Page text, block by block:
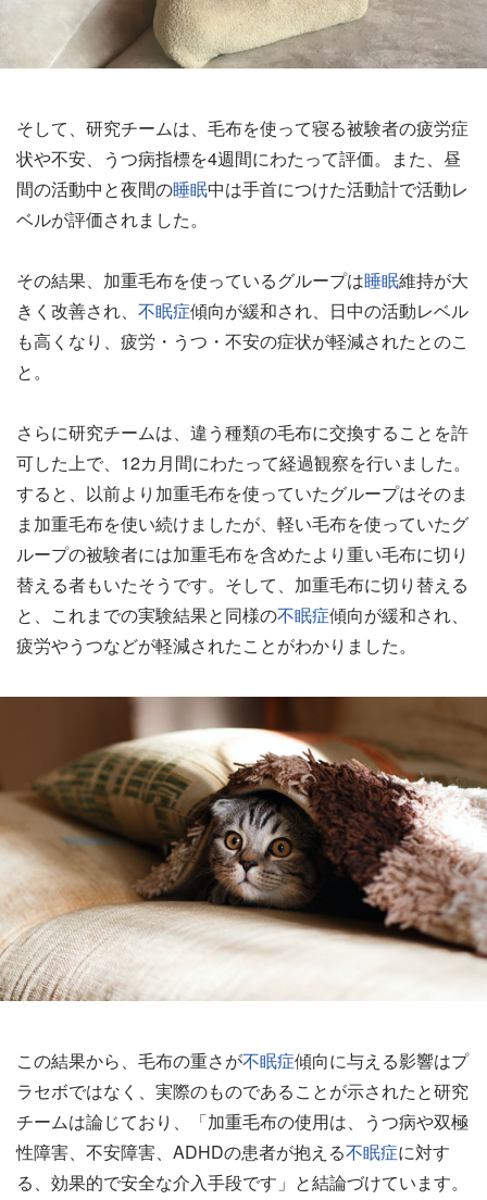
そして、研究チームは、毛布を使って寝る被験者の疲労症
状や不安、うつ病指標を4週間にわたって評価。また、昼
間の活動中と夜間の睡眠中は手首につけた活動計で活動レ
ベルが評価されました。
その結果、加重毛布を使っているグループは睡眠維持が大
きく改善され、 不眠症傾向が緩和され、日中の活動レベル
も高くなり、疲労・うつ・不安の症状が軽減されたとのこ
と。
さらに研究チームは、違う種類の毛布に交換することを許
可した上で、12カ月間にわたって経過観察を行いました。
すると、以前より加重毛布を使っていたグループはそのま
ま加重毛布を使い続けましたが、軽い毛布を使っていたグ
ループの被験者には加重毛布を含めたより重い毛布に切り
替える者もいたそうです。そして、加重毛布に切り替える
と、これまでの実験結果と同様の不眠症傾向が緩和され、
疲労やうつなどが軽減されたことがわかりました。
この結果から、毛布の重さが不眠症傾向に与える影響はプ
ラセボではなく、実際のものであることが示されたと研究
チームは論じており、「加重毛布の使用は、うつ病や双極
性障害、不安障害、ADHDの患者が抱える不眠症に対す
る、効果的で安全な介入手段です」と結論づけています。